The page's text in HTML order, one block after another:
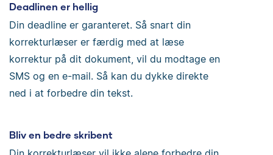
Deadlinen er hellig
Din deadline er garanteret. Så snart din
korrekturlæser er færdig med at læse
korrektur på dit dokument, vil du modtage en
SMS og en e-mail. Så kan du dykke direkte
ned i at forbedre din tekst.
Bliv en bedre skribent